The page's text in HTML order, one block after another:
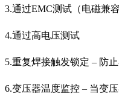
3.通过EMC测试（电磁兼
4.通过高电压测试
5.重复焊接触发锁定 – 防
6.变压器温度监控 – 当变